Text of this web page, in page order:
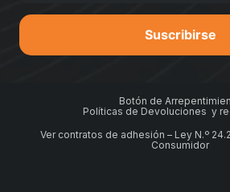
Suscribirse
Botón de
Políticas de Devoluciones y
Ver contratos de adhesión – Ley N.º
Consumidor